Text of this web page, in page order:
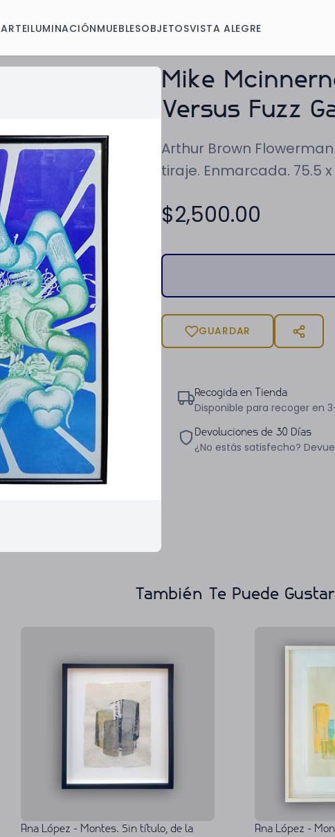
ARTEILUMINACIÓNMUEBLESOBJETOSVISTA ALEGRE
Mike
Versus Fuzz
Arthur Brown
tiraje. Enmarcada. 75.5
$2,500.00
GUARDAR
Recogida en Tienda
Disponible para recoger en
Devoluciones de 30 Días
¿No estás satisfecho?
También Te Puede Gustar
Ana López - Montes. Sin título, de la
Ana López -